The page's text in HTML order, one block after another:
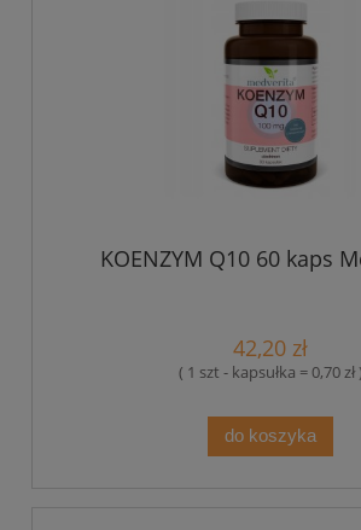
KOENZYM Q10 60 kaps
42,20 zł
( 1 szt - kapsułka = 0,70 zł )
do koszyka